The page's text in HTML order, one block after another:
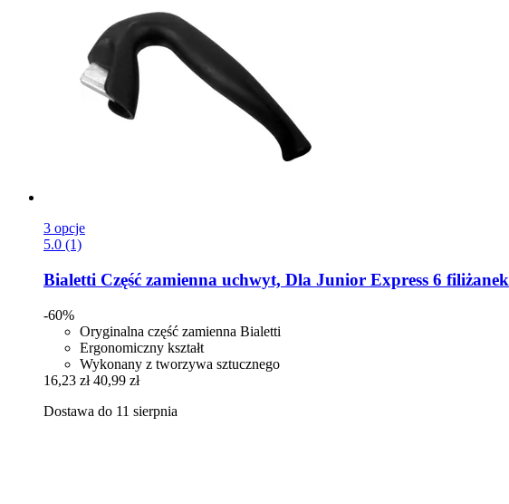
3 opcje
5.0 (1)
Bialetti Część zamienna uchwyt, Dla Junior Express 6 filiżanek
-60%
Oryginalna część zamienna Bialetti
Ergonomiczny kształt
Wykonany z tworzywa sztucznego
16,23 zł 40,99 zł
Dostawa do 11 sierpnia